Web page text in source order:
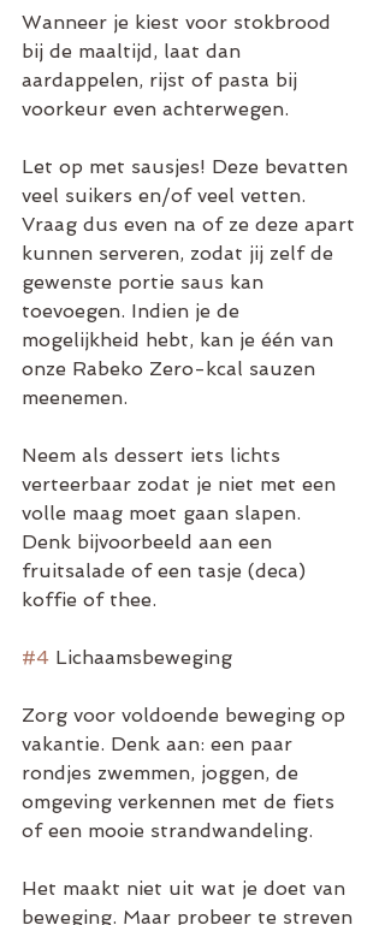
Wanneer je kiest voor stokbrood
bij de maaltijd, laat dan
aardappelen, rijst of pasta bij
voorkeur even achterwegen.
Let op met sausjes! Deze bevatten
veel suikers en/of veel vetten.
Vraag dus even na of ze deze apart
kunnen serveren, zodat jij zelf de
gewenste portie saus kan
toevoegen. Indien je de
mogelijkheid hebt, kan je één van
onze Rabeko Zero-kcal sauzen
meenemen.
Neem als dessert iets lichts
verteerbaar zodat je niet met een
volle maag moet gaan slapen.
Denk bijvoorbeeld aan een
fruitsalade of een tasje (deca)
koffie of thee.
#4 Lichaamsbeweging
Zorg voor voldoende beweging op
vakantie. Denk aan: een paar
rondjes zwemmen, joggen, de
omgeving verkennen met de fiets
of een mooie strandwandeling.
Het maakt niet uit wat je doet van
beweging. Maar probeer te streven